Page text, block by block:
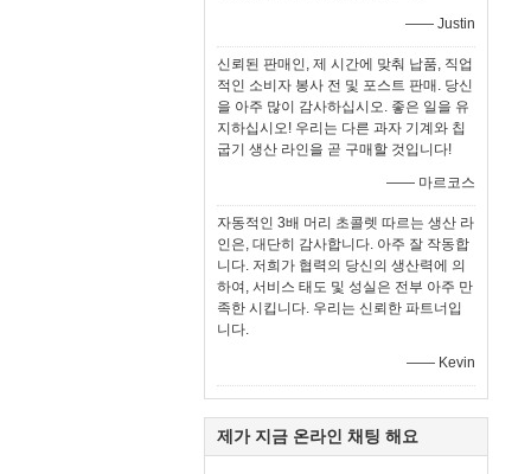
—— Justin
신뢰된 판매인, 제 시간에 맞춰 납품, 직업
적인 소비자 봉사 전 및 포스트 판매. 당신
을 아주 많이 감사하십시오. 좋은 일을 유
지하십시오! 우리는 다른 과자 기계와 칩
굽기 생산 라인을 곧 구매할 것입니다!
—— 마르코스
자동적인 3배 머리 초콜렛 따르는 생산 라
인은, 대단히 감사합니다. 아주 잘 작동합
니다. 저희가 협력의 당신의 생산력에 의
하여, 서비스 태도 및 성실은 전부 아주 만
족한 시킵니다. 우리는 신뢰한 파트너입
니다.
—— Kevin
제가 지금 온라인 채팅 해요